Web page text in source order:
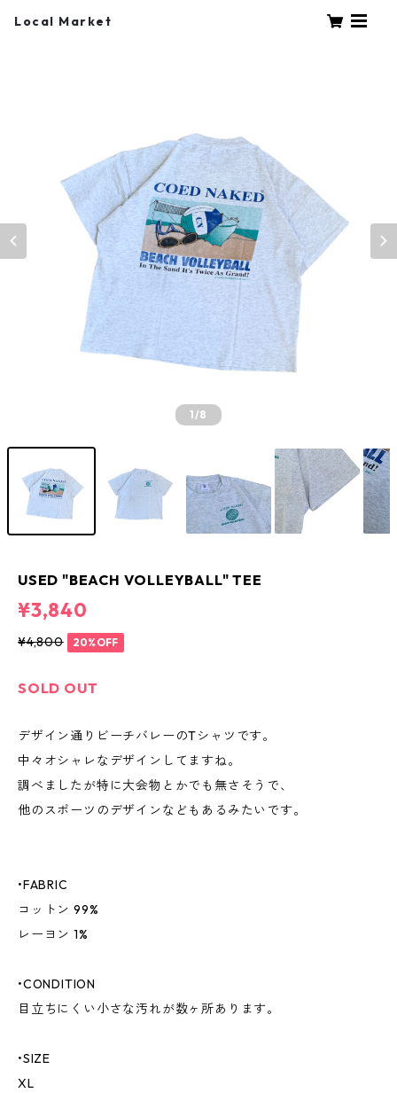
Local Market
1/8
USED "BEACH VOLLEYBALL" TEE
¥3,840
¥4,800 20%OFF
SOLD OUT
デザイン通りビーチバレーのTシャツです。
中々オシャレなデザインしてますね。
調べましたが特に大会物とかでも無さそうで、
他のスポーツのデザインなどもあるみたいです。
•FABRIC
コットン 99%
レーヨン 1%
•CONDITION
目立ちにくい小さな汚れが数ヶ所あります。
•SIZE
XL